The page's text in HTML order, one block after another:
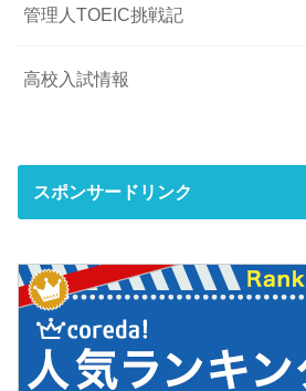
管理人TOEIC挑戦記
高校入試情報
スポンサードリンク